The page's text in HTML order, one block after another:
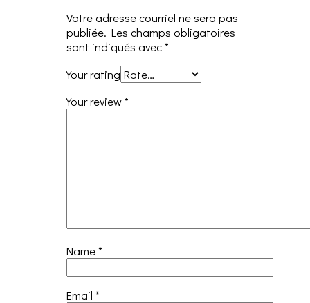
Votre adresse courriel ne sera pas
publiée. Les champs obligatoires
sont indiqués avec*
Your rating
Your review*
Name*
Email*